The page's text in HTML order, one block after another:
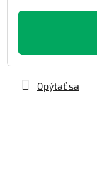
Jednotková
Opýtať sa